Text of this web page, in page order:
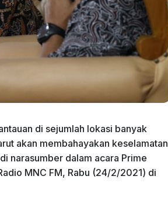
di sejumlah lokasi banyak
akan membahayakan keselamatan
narasumber dalam acara Prime
MNC FM, Rabu (24/2/2021) di